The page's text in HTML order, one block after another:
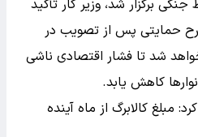
برگزار شد، وزیر کار تأکید
حمایتی پس از تصویب در
شد تا فشار اقتصادی ناشی
کاهش یابد.
مبلغ کالابرگ از ماه‌ آینده